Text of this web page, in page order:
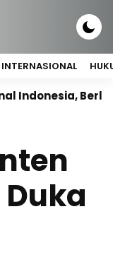
INTERNASIONAL
Berlian